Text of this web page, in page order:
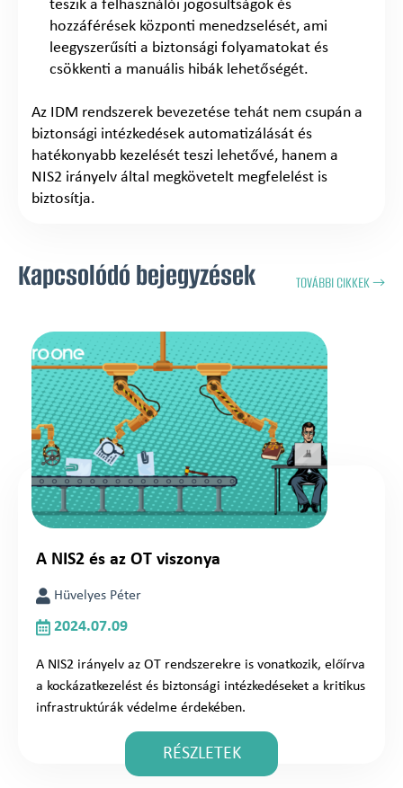
teszik a felhasználói jogosultságok és
hozzáférések központi menedzselését, ami
leegyszerűsíti a biztonsági folyamatokat és
csökkenti a manuális hibák lehetőségét.
Az IDM rendszerek bevezetése tehát nem csupán a
biztonsági intézkedések automatizálását és
hatékonyabb kezelését teszi lehetővé, hanem a
NIS2 irányelv által megkövetelt megfelelést is
biztosítja.
Kapcsolódó bejegyzések TOVÁBBI CIKKEK →
A NIS2 és az OT viszonya
Hüvelyes Péter
2024.07.09
A NIS2 irányelv az OT rendszerekre is vonatkozik, előírva
a kockázatkezelést és biztonsági intézkedéseket a kritikus
infrastruktúrák védelme érdekében.
RÉSZLETEK